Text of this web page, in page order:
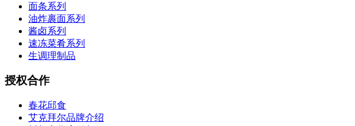
面条系列
油炸裹面系列
酱卤系列
速冻菜肴系列
生调理制品
授权合作
春花邱食
艾克拜尔品牌介绍